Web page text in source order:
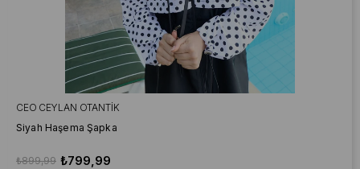
CEO CEYLAN OTANTIK
Siyah Haşema Şapka
₺799,99
₺899,99